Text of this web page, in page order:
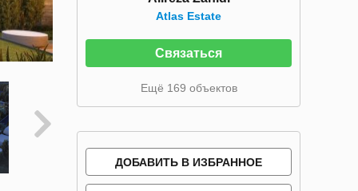
Atlas Estate
Связаться
Ещё 169 объектов
ДОБАВИТЬ В ИЗБРАННОЕ